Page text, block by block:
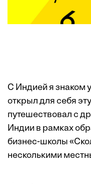
С Индией я знаком
открыл для себя
путешествовал с
Индии в рамках
бизнес-школы
несколькими